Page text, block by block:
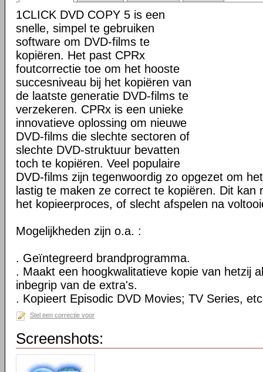
1CLICK DVD COPY 5 is een
snelle, simpel te gebruiken
software om DVD-films te
kopiëren. Het past CPRx
foutcorrectie toe om het hooste
succesniveau bij het kopiëren van
de laatste generatie DVD-films te
verzekeren. CPRx is een unieke
innovatieve oplossing om nieuwe
DVD-films die slechte sectoren of
slechte DVD-struktuur bevatten
toch te kopiëren. Veel populaire
DVD-films zijn tegenwoordig zo opgezet om
lastig te maken ze correct te kopiëren. Dit kan
het kopieerproces, of slecht afspelen na
Mogelijkheden zijn o.a. :
. Geïntegreerd brandprogramma.
. Maakt een hoogkwalitatieve kopie van hetzij
inbegrip van de extra's.
. Kopieert Episodic DVD Movies; TV Series,
Stel een correctie voor
Screenshots: